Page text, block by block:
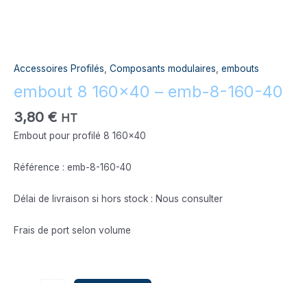
Accessoires Profilés Composants modulaires embouts
embout 8 160×40 – emb-8-160-40
3,80 € HT
Embout pour profilé 8 160×40
Référence : emb-8-160-40
Délai de livraison si hors stock : Nous consulter
Frais de port selon volume